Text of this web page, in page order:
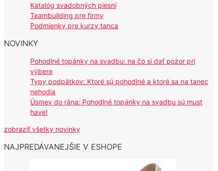
Katalóg svadobných piesní
Teambuilding pre firmy
Podmienky pre kurzy tanca
NOVINKY
Pohodlné topánky na svadbu: na čo si dať pozor pri
výbere
Typy podpätkov: Ktoré sú pohodlné a ktoré sa na tanec
nehodia
Úsmev do rána: Pohodlné topánky na svadbu sú must
have!
zobraziť všetky novinky
NAJPREDÁVANEJŠIE V ESHOPE